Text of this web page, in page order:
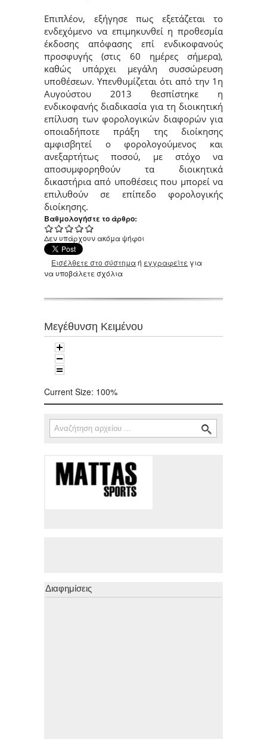
Επιπλέον, εξήγησε πως εξετάζεται το
ενδεχόμενο να επιμηκυνθεί η προθεσμία
έκδοσης απόφασης επί ενδικοφανoύς
προσφυγής (στις 60 ημέρες σήμερα),
καθώς υπάρχει μεγάλη συσσώρευση
υποθέσεων. Υπενθυμίζεται ότι από την 1η
Αυγούστου 2013 θεσπίστηκε η
ενδικοφανής διαδικασία για τη διοικητική
επίλυση των φορολογικών διαφορών για
οποιαδήποτε πράξη της διοίκησης
αμφισβητεί ο φορολογούμενος και
ανεξαρτήτως ποσού, με στόχο να
αποσυμφορηθούν τα διοικητικά
δικαστήρια από υποθέσεις που μπορεί να
επιλυθούν σε επίπεδο φορολογικής
διοίκησης.
Βαθμολογήστε το άρθρο:
Δεν υπάρχουν ακόμα ψήφοι
Εισέλθετε στο σύστημαή εγγραφείτε για
να υποβάλετε σχόλια
Μεγέθυνση Κειμένου
Current Size: 100%
Φόρμα αναζήτησης
Αναζήτηση
Διαφημίσεις